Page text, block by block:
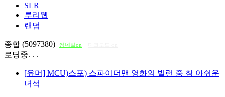
SLR
루리웹
랜덤
종합 (5097380) 썸네일on
로딩중. . .
[유머] MCU)스포) 스파이더맨 영화의 빌런 중 참 아쉬운
녀석